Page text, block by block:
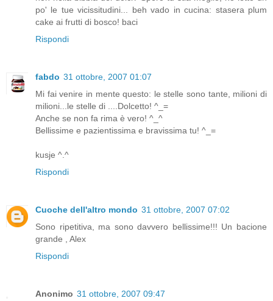
po' le tue vicissitudini... beh vado in cucina: stasera plum
cake ai frutti di bosco! baci
Rispondi
fabdo 31 ottobre, 2007 01:07
Mi fai venire in mente questo: le stelle sono tante, milioni di
milioni...le stelle di ....Dolcetto! ^_=
Anche se non fa rima è vero! ^_^
Bellissime e pazientissima e bravissima tu! ^_=
kusje ^.^
Rispondi
Cuoche dell'altro mondo 31 ottobre, 2007 07:02
Sono ripetitiva, ma sono davvero bellissime!!! Un bacione
grande , Alex
Rispondi
Anonimo 31 ottobre, 2007 09:47